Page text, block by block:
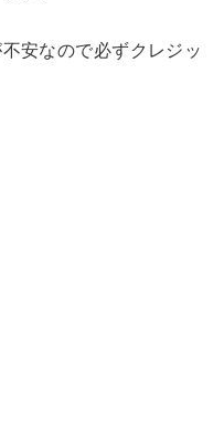
安なので必ずクレジッ